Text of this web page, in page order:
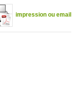
impression ou email